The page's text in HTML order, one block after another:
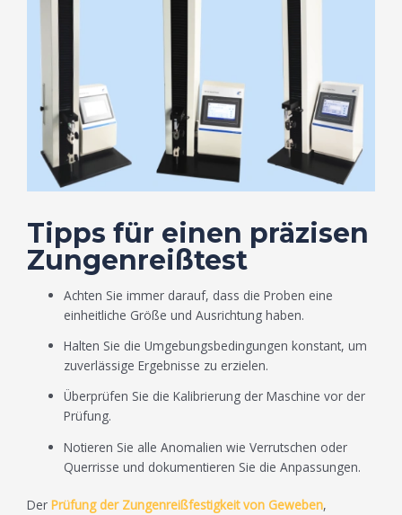
Tipps für einen präzisen
Zungenreißtest
Achten Sie immer darauf, dass die Proben eine
einheitliche Größe und Ausrichtung haben.
Halten Sie die Umgebungsbedingungen konstant, um
zuverlässige Ergebnisse zu erzielen.
Überprüfen Sie die Kalibrierung der Maschine vor der
Prüfung.
Notieren Sie alle Anomalien wie Verrutschen oder
Querrisse und dokumentieren Sie die Anpassungen.
Der Prüfung der Zungenreißfestigkeit von Geweben,